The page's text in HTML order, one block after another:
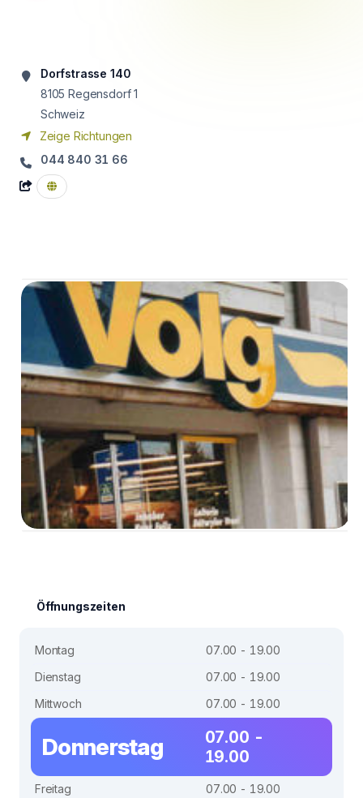
Dorfstrasse 140
8105 Regensdorf 1
Schweiz
Zeige Richtungen
044 840 31 66
Öffnungszeiten
Montag
07.00 - 19.00
Dienstag
07.00 - 19.00
Mittwoch
07.00 - 19.00
Donnerstag
07.00 -
19.00
Freitag
07.00 - 19.00